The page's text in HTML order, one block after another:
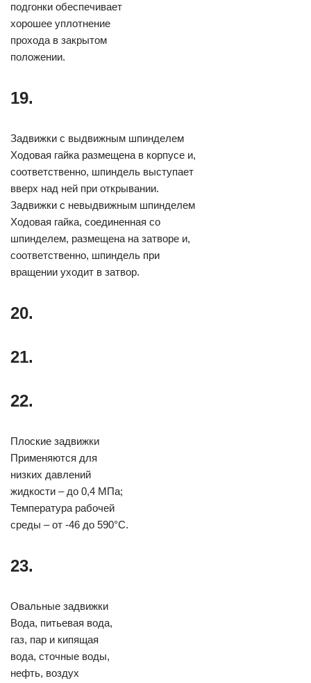
подгонки обеспечивает
хорошее уплотнение
прохода в закрытом
положении.
19.
Задвижки с выдвижным шпинделем
Ходовая гайка размещена в корпусе и,
соответственно, шпиндель выступает
вверх над ней при открывании.
Задвижки с невыдвижным шпинделем
Ходовая гайка, соединенная со
шпинделем, размещена на затворе и,
соответственно, шпиндель при
вращении уходит в затвор.
20.
21.
22.
Плоские задвижки
Применяются для
низких давлений
жидкости – до 0,4 МПа;
Температура рабочей
среды – от -46 до 590°С.
23.
Овальные задвижки
Вода, питьевая вода,
газ, пар и кипящая
вода, сточные воды,
нефть, воздух